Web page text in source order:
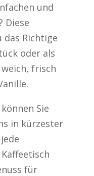
und
Diese
das Richtige
oder als
frisch
Sie
in kürzester
für